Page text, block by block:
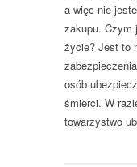
a więc nie
zakupu. Czym
życie? Jest to
osób
śmierci. W
towarzystwo